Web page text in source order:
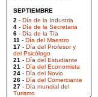
SEPTIEMBRE
2 - Día de la Industria
4 - Día de la Secretaria
6 - Día de la Tía
11 - Día del Maestro
17 - Día del Profesor y
del Psicólogo
21 - Día del Estudiante
21 - Día del Economista
24 - Día del Novio
26 - Día del Comerciante
27 - Día mundial del
Turismo